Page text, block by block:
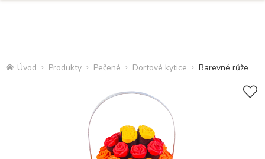
Úvod Produkty Pečené Dortové kytice Barevné růže